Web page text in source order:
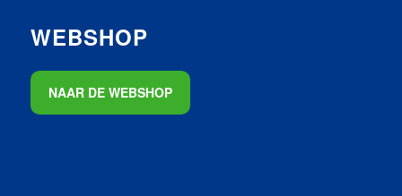
WEBSHOP
NAAR DE WEBSHOP